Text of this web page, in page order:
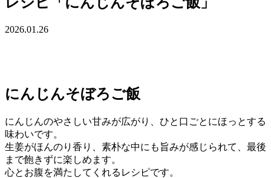
2026.01.26
にんじんそぼろご飯
にんじんのやさしい甘みが広がり、ひと口ごとにほっとする
味わいです。
生姜がほんのり香り、素朴な中にも旨みが感じられて、最後
まで飽きずに楽しめます。
心とお腹を満たしてくれるレシピです。